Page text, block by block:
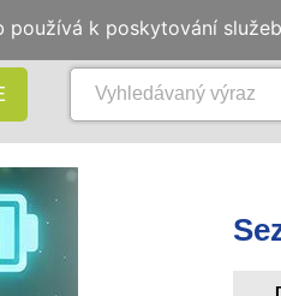
používá k poskytování